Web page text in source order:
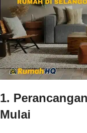
1.
Mulai